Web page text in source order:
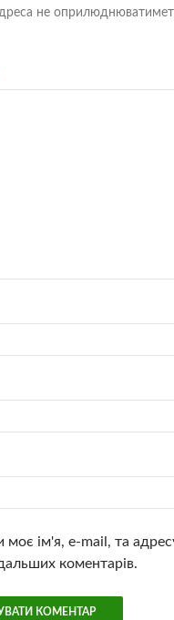
не
моє ім'я, e-mail, та
коментарів.